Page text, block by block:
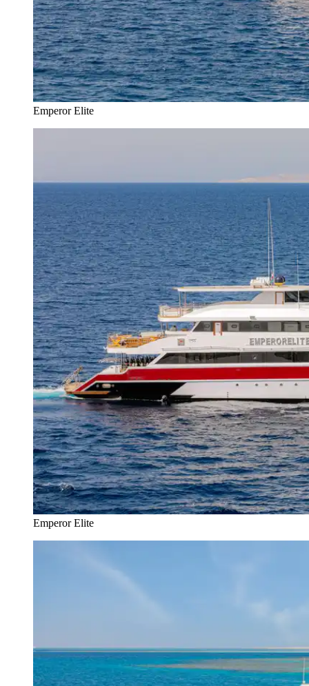
Emperor Elite
Emperor Elite